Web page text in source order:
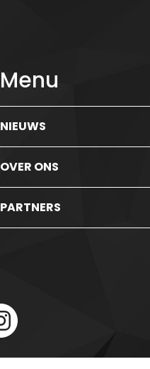
Menu
NIEUWS
OVER ONS
PARTNERS